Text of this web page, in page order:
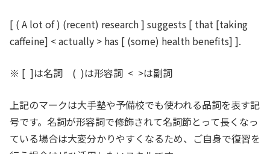
[ ( A lot of ) (recent) research ] suggests [ that [taking
caffeine] < actually > has [ (some) health benefits] ].
※ [ ]は名詞 ( )は形容詞 < >は副詞
上記のマークは大手塾や予備校でも使われる品詞を表す記
号です。名詞が形容詞で修飾されて名詞節とって長くなっ
ている場合は大変分かりやすくなるため、ご自身で復習を